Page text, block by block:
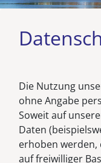
Die Nutzung
ohne Angabe
Soweit auf
Daten
erhoben werden,
auf freiwilliger